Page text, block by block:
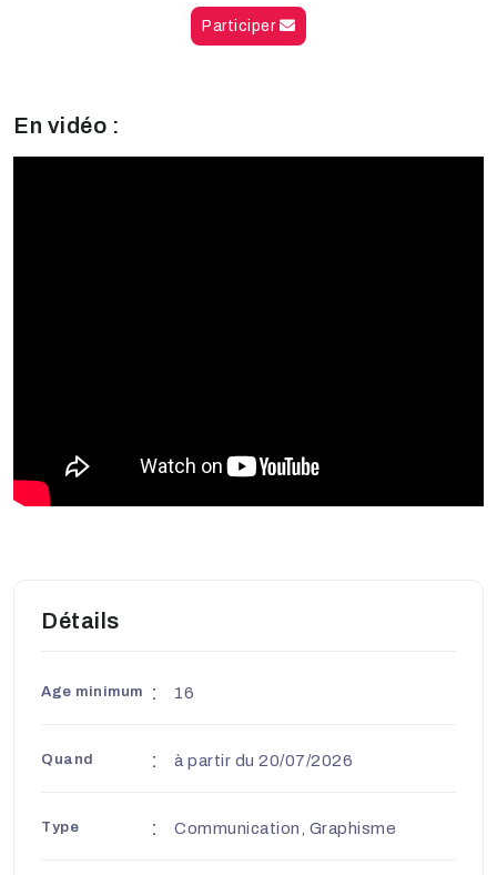
Participer
En vidéo :
Détails
Age minimum 16
Quand à partir du 20/07/2026
Type Communication, Graphisme